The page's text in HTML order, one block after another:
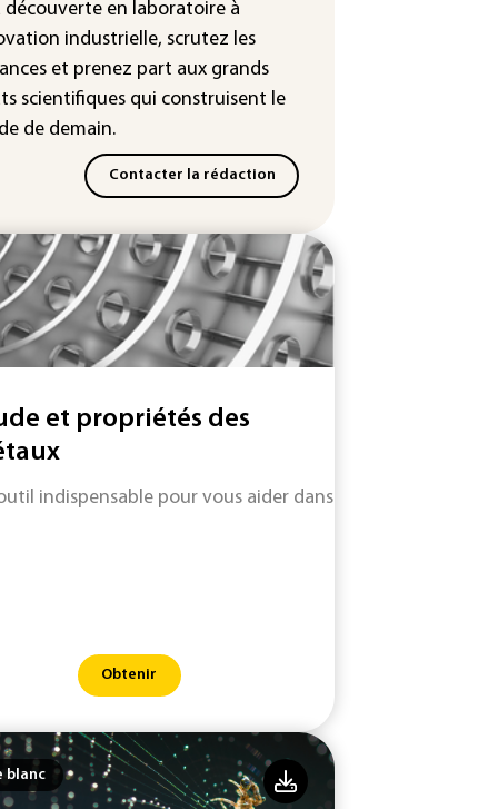
de 300.000 clients
enregistre un record
de 42,2°C (services
découverte en laboratoire à
industrielle, scrutez les
et prenez part aux grands
scientifiques qui construisent le
de demain.
Contacter la rédaction
et propriétés des
indispensable pour vous aider dans l'étude et le choix
Obtenir
blanc